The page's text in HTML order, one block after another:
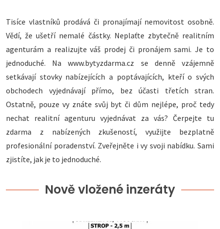
Tisíce vlastníků prodává či pronajímají nemovitost osobně.
Vědí, že ušetří nemalé částky. Neplaťte zbytečně realitním
agenturám a realizujte váš prodej či pronájem sami. Je to
jednoduché. Na www.bytyzdarma.cz se denně vzájemně
setkávají stovky nabízejících a poptávajících, kteří o svých
obchodech vyjednávají přímo, bez účasti třetích stran.
Ostatně, pouze vy znáte svůj byt či dům nejlépe, proč tedy
nechat realitní agenturu vyjednávat za vás? Čerpejte tu
zdarma z nabízených zkušeností, využijte bezplatně
profesionální poradenství. Zveřejněte i vy svoji nabídku. Sami
zjistíte, jak je to jednoduché.
Nově vložené inzeráty